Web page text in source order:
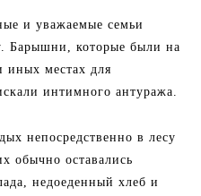
и уважаемые семьи
Барышни, которые были на
иных местах для
интимного антуража.
непосредственно в лесу
обычно оставались
недоеденный хлеб и